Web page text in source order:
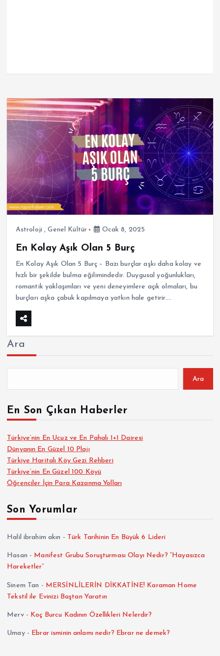
Astroloji ,Genel Kültür Ocak 8, 2025
En Kolay Aşık Olan 5 Burç
En Kolay Aşık Olan 5 Burç – Bazı burçlar aşkı daha kolay ve
hızlı bir şekilde bulma eğilimindedir. Duygusal yoğunlukları,
romantik yaklaşımları ve yeni deneyimlere açık olmaları, bu
burçları aşka çabuk kapılmaya yatkın hale getirir.…
Ara
Ara
En Son Çıkan Haberler
Türkiye’nin En Ucuz ve En Pahalı 1+1 Dairesi
Dünyanın En Güzel 10 Plajı
Türkiye Haritalı Köy Gezi Rehberi
Türkiye’nin En Güzel 100 Köyü
Öğrenciler İçin Para Kazanma Yolları
Son Yorumlar
Halil ibrahim akın - Türk Tarihinin En Büyük 6 Lideri
Hasan - Manifest Grubu Soruşturması Olayı Nedir? “Hayasızca
Hareketler”
Sinem Tan - MERSİNLİLERİN DİKKATİNE! Karaman Home
Tekstil ile Evinizi Baştan Yaratın
Merv- Koç Burcu Kadının Özellikleri Nelerdir?
Umay- Ebrar isminin anlamı nedir? Ebrar ne demek?